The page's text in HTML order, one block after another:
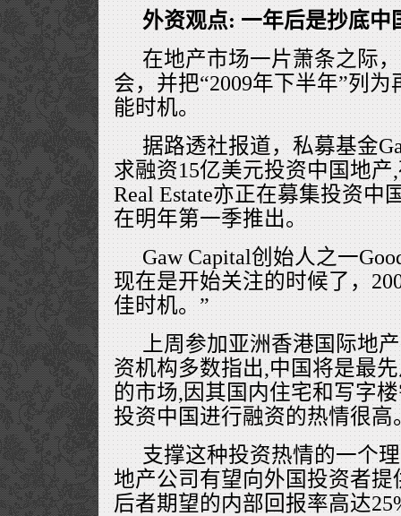
外资观点:一年后是抄底中
在地产市场一片萧条之际
会，并把“2009年下半年”列
能时机。
据路透社报道，私募基金
求融资15亿美元投资中国地
Real Estate亦正在募集投资中
在明年第一季推出。
Gaw Capital创始人之一
现在是开始关注的时候了，
佳时机。”
上周参加亚洲香港国际地
资机构多数指出,中国将是最
的市场,因其国内住宅和写字
投资中国进行融资的热情很高
支撑这种投资热情的一个
地产公司有望向外国投资者
后者期望的内部回报率高达